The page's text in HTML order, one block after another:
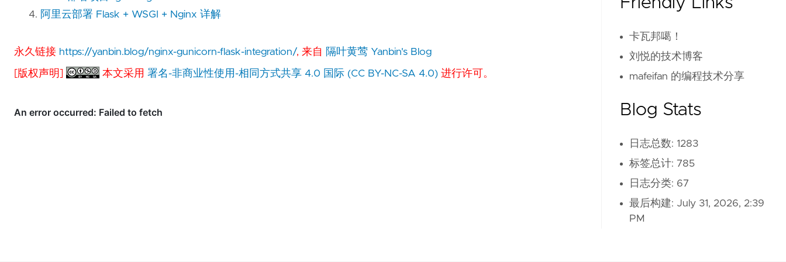
阿里云部署 Flask + WSGI + Nginx 详解
永久链接 https://yanbin.blog/nginx-gunicorn-flask-integration/, 来自 隔叶黄莺 Yanbin's Blog
[版权声明] 本文采用署名-非商业性使用-相同方式共享 4.0 国际 (CC BY-NC-SA 4.0) 进行许可。
卡瓦邦噶！
刘悦的技术博客
mafeifan 的编程技术分享
Blog Stats
日志总数: 1283
标签总计: 785
日志分类: 67
最后构建: July 31, 2026, 2:39
PM